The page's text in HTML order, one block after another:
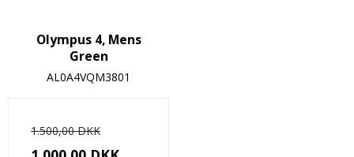
Olympus 4, Mens
Green
AL0A4VQM3801
1.500,00 DKK